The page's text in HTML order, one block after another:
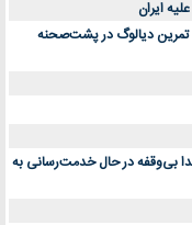
تمرین دیالوگ در پشت‌صحنه
بی‌وقفه در حال خدمت‌رسانی به